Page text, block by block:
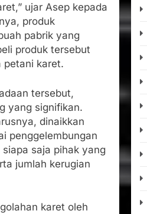
ujar Asep kepada
produk
pabrik yang
produk tersebut
petani karet.
tersebut,
yang signifikan.
dinaikkan
penggelembungan
saja pihak yang
jumlah kerugian
karet oleh